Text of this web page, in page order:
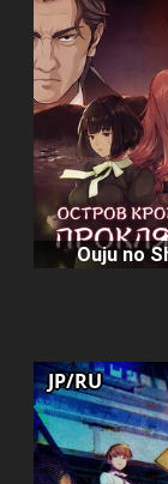
Ouju no
JP/RU